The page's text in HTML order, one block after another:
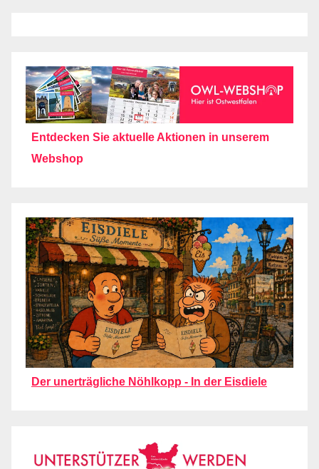
Entdecken Sie aktuelle Aktionen in unserem
Webshop
Der unerträgliche Nöhlkopp - In der Eisdiele